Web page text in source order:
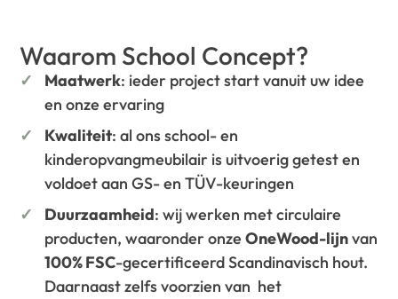
Waarom School Concept?
Maatwerk: ieder project start vanuit uw idee
en onze ervaring
Kwaliteit: al ons school- en
kinderopvangmeubilair is uitvoerig getest en
voldoet aan GS- en TÜV-keuringen
Duurzaamheid: wij werken met circulaire
producten, waaronder onzeOneWood-lijnvan
100% FSC-gecertificeerd Scandinavisch hout.
Daarnaast zelfs voorzien van het